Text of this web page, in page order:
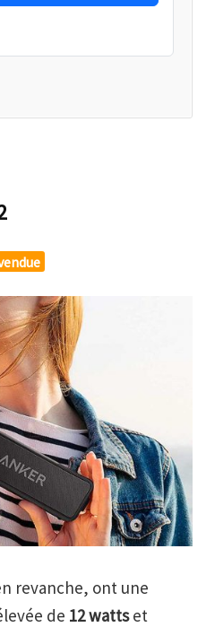
revanche, ont une
de 12 wattset